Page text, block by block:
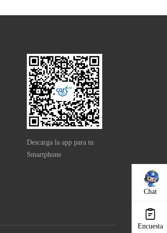
Chat
Encuesta
Descarga la app para tu
Smartphone